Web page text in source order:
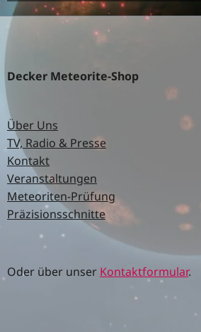
Decker Meteorite-Shop
Über Uns
TV, Radio & Presse
Kontakt
Veranstaltungen
Meteoriten-Prüfung
Präzisionsschnitte
Oder über unser Kontaktformular.